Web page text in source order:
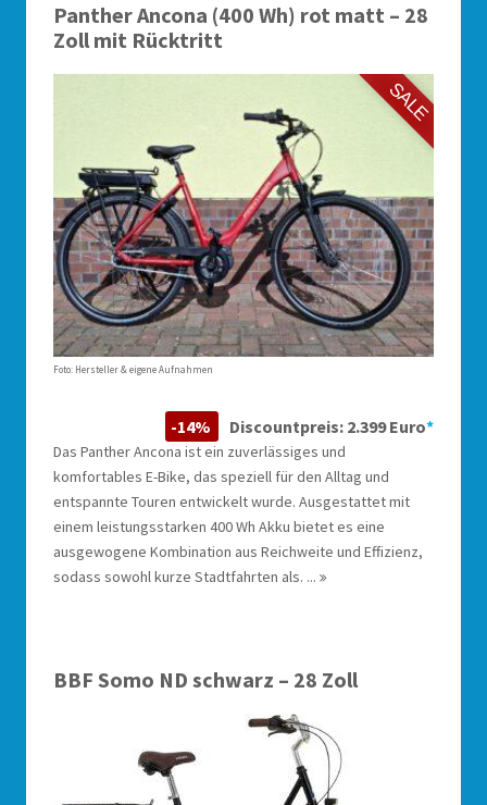
Panther Ancona (400 Wh) rot matt – 28
Zoll mit Rücktritt
SALE
Foto: Hersteller & eigene Aufnahmen
-14% Discountpreis: 2.399 Euro*
Das Panther Ancona ist ein zuverlässiges und
komfortables E-Bike, das speziell für den Alltag und
entspannte Touren entwickelt wurde. Ausgestattet mit
einem leistungsstarken 400 Wh Akku bietet es eine
ausgewogene Kombination aus Reichweite und Effizienz,
sodass sowohl kurze Stadtfahrten als. ...
BBF Somo ND schwarz – 28 Zoll